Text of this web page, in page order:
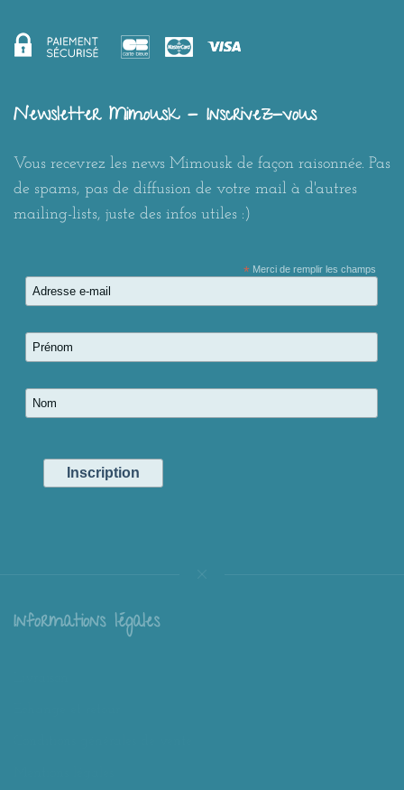
Newsletter Mimousk - Inscrivez-vous
Vous recevrez les news Mimousk de façon raisonnée. Pas
de spams, pas de diffusion de votre mail à d'autres
mailing-lists, juste des infos utiles :)
*Merci de remplir les champs
Informations légales